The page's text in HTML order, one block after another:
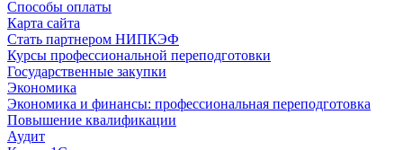
Способы оплаты
Карта сайта
Стать партнером НИПКЭФ
Курсы профессиональной переподготовки
Государственные закупки
Экономика
Экономика и финансы: профессиональная переподготовка
Повышение квалификации
Аудит